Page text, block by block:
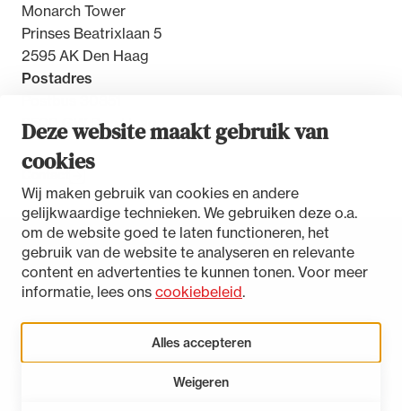
Deze website maakt gebruik van
cookies
Wij maken gebruik van cookies en andere
gelijkwaardige technieken. We gebruiken deze o.a.
om de website goed te laten functioneren, het
gebruik van de website te analyseren en relevante
content en advertenties te kunnen tonen. Voor meer
informatie, lees ons cookiebeleid.
Alles accepteren
Weigeren
Monarch Tower
Prinses Beatrixlaan 5
2595 AK Den Haag
Postadres
2500 GW Den Haag
Toegankelijkheidsverklaring
Disclaimer